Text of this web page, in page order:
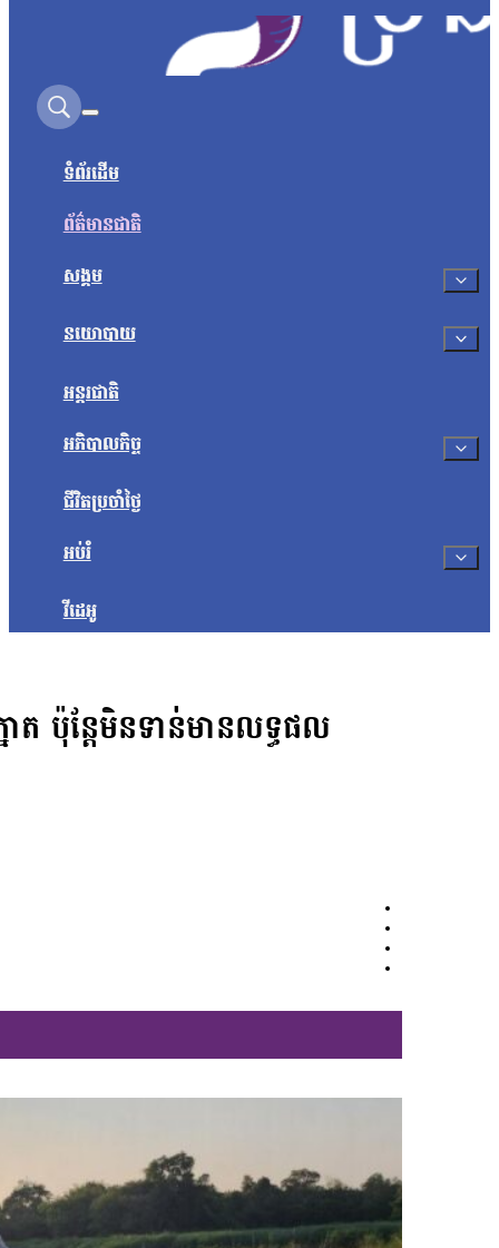
Search on this site
ទំព័រដើម
ព័ត៌មានជាតិ
សង្គម
នយោបាយ
អន្តរជាតិ
អភិបាលកិច្ច
ជីវិតប្រចាំថ្ងៃ
អប់រំ
វីដេអូ
ោត ប៉ុន្តែមិនទាន់មានលទ្ធផល